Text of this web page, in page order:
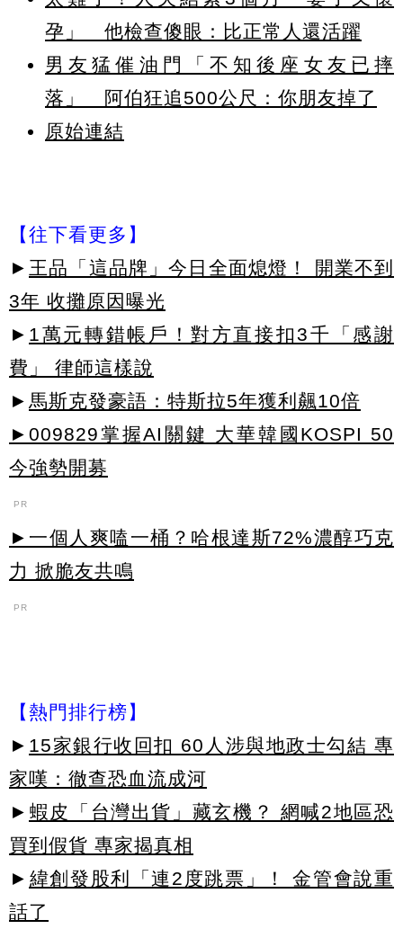
孕」 他檢查傻眼：比正常人還活躍
男友猛催油門「不知後座女友已摔
落」 阿伯狂追500公尺：你朋友掉了
原始連結
【往下看更多】
► 王品「這品牌」今日全面熄燈！ 開業不到
3年 收攤原因曝光
► 1萬元轉錯帳戶！對方直接扣3千「感謝
費」 律師這樣說
► 馬斯克發豪語：特斯拉5年獲利飆10倍
►009829掌握AI關鍵 大華韓國KOSPI 50
今強勢開募
PR
►一個人爽嗑一桶？哈根達斯72%濃醇巧克
力 掀脆友共鳴
PR
【熱門排行榜】
► 15家銀行收回扣 60人涉與地政士勾結 專
家嘆：徹查恐血流成河
► 蝦皮「台灣出貨」藏玄機？ 網喊2地區恐
買到假貨 專家揭真相
► 緯創發股利「連2度跳票」！ 金管會說重
話了